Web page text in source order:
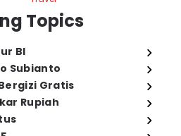
Topics
BI
Subianto
Gratis
Rupiah